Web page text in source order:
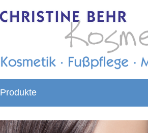
Produkte